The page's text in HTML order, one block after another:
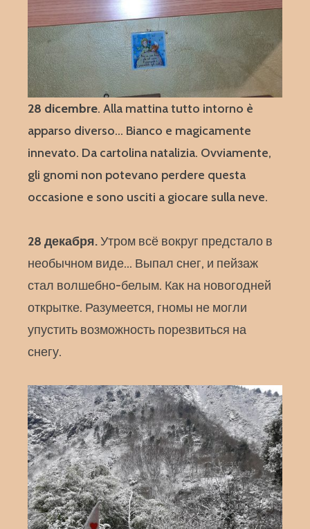
28 dicembre. Alla mattina tutto intorno è
apparso diverso… Bianco e magicamente
innevato. Da cartolina natalizia. Ovviamente,
gli gnomi non potevano perdere questa
occasione e sono usciti a giocare sulla neve.
28 декабря.Утром всё вокруг предстало в
необычном виде… Выпал снег, и пейзаж
стал волшебно-белым. Как на новогодней
открытке. Разумеется, гномы не могли
упустить возможность порезвиться на
снегу.